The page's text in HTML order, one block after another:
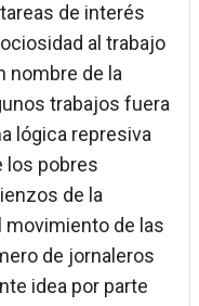
de interés
al trabajo
nombre de la
trabajos fuera
lógica represiva
los pobres
de la
movimiento de las
de jornaleros
idea por parte